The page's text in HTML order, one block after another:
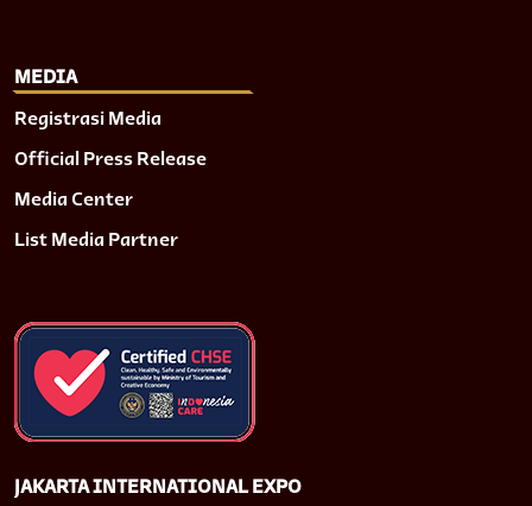
MEDIA
Registrasi Media
Official Press Release
Media Center
List Media Partner
JAKARTA INTERNATIONAL EXPO